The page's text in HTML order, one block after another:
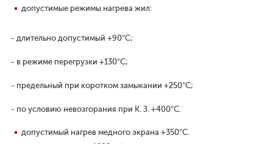
допустимые режимы нагрева жил:
- длительно допустимый +90°С;
- в режиме перегрузки +130°С;
- предельный при коротком замыкании +250°С;
- по условию невозгорания при К. З. +400°С.
допустимый нагрев медного экрана +350°С.